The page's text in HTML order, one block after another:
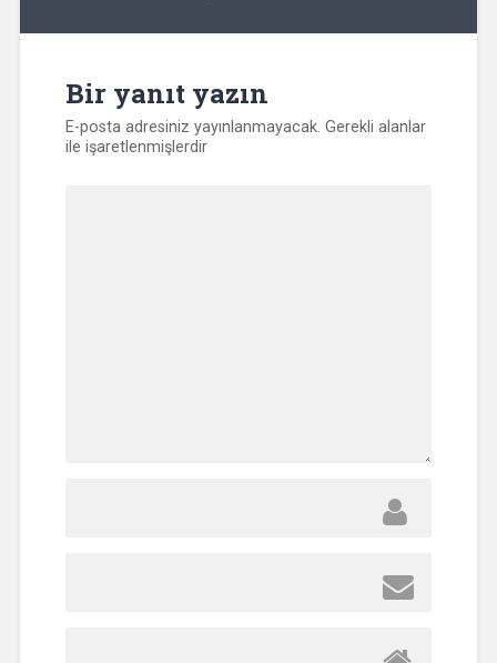
Bir yanıt yazın
E-posta adresiniz yayınlanmayacak. Gerekli alanlar
ile işaretlenmişlerdir